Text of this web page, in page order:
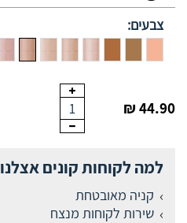
צבעים:
44.90 ₪
1
למה לקוחות קונים אצלנו
קניה מאובטחת
שירות לקוחות מנצח